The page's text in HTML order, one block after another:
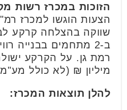
הזוכות במכרז רשות
הצעות הוגשו למכרז
ב-2 מתחמים בבנייה
מיליון ₪ (לא כולל
להלן תוצאות המכרז: